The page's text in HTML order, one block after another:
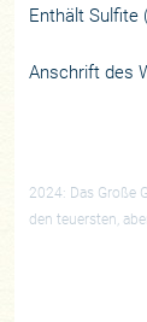
Enthält Sulfite
Anschrift des
2024: Das Große
den teuersten,